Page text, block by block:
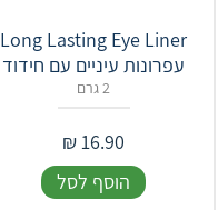
Long Lasting Eye Liner
עפרונות עיניים עם חידוד
2 גרם
16.90
₪
הוסף לסל